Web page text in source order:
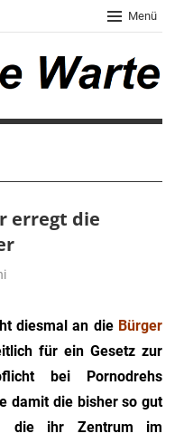
Menü
erregt die
diesmal an die Bürger
für ein Gesetz zur
bei Pornodrehs
damit die bisher so gut
die ihr Zentrum im